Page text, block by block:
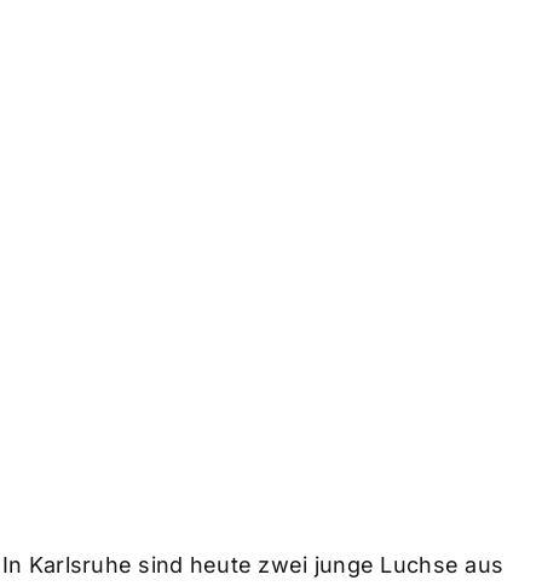
In Karlsruhe sind heute zwei junge Luchse aus